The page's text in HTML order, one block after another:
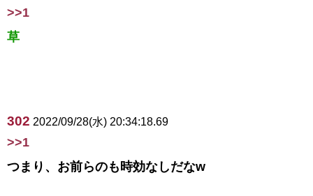
>>1
草
302 2022/09/28(水) 20:34:18.69
>>1
つまり、お前らのも時効なしだなw